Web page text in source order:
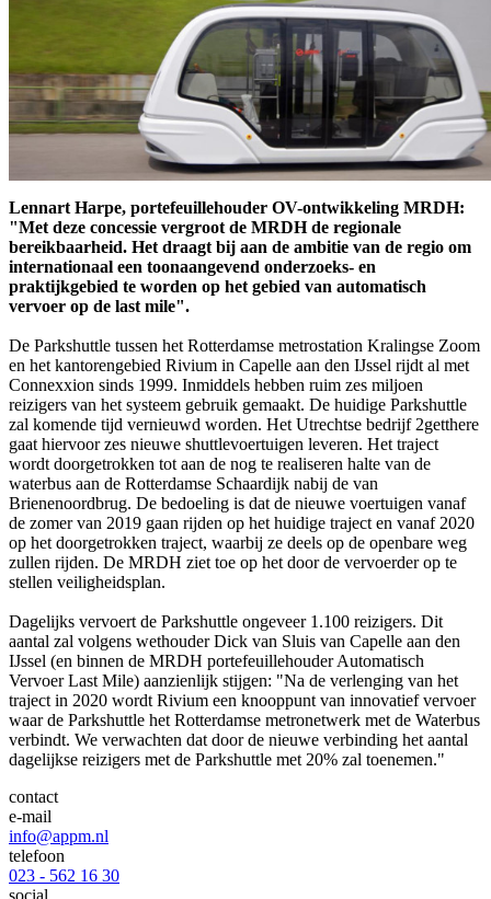
Lennart Harpe, portefeuillehouder OV-ontwikkeling MRDH:
"Met deze concessie vergroot de MRDH de regionale
bereikbaarheid. Het draagt bij aan de ambitie van de regio om
internationaal een toonaangevend onderzoeks- en
praktijkgebied te worden op het gebied van automatisch
vervoer op de last mile".
De Parkshuttle tussen het Rotterdamse metrostation Kralingse Zoom
en het kantorengebied Rivium in Capelle aan den IJssel rijdt al met
Connexxion sinds 1999. Inmiddels hebben ruim zes miljoen
reizigers van het systeem gebruik gemaakt. De huidige Parkshuttle
zal komende tijd vernieuwd worden. Het Utrechtse bedrijf 2getthere
gaat hiervoor zes nieuwe shuttlevoertuigen leveren. Het traject
wordt doorgetrokken tot aan de nog te realiseren halte van de
waterbus aan de Rotterdamse Schaardijk nabij de van
Brienenoordbrug. De bedoeling is dat de nieuwe voertuigen vanaf
de zomer van 2019 gaan rijden op het huidige traject en vanaf 2020
op het doorgetrokken traject, waarbij ze deels op de openbare weg
zullen rijden. De MRDH ziet toe op het door de vervoerder op te
stellen veiligheidsplan.
Dagelijks vervoert de Parkshuttle ongeveer 1.100 reizigers. Dit
aantal zal volgens wethouder Dick van Sluis van Capelle aan den
IJssel (en binnen de MRDH portefeuillehouder Automatisch
Vervoer Last Mile) aanzienlijk stijgen: "Na de verlenging van het
traject in 2020 wordt Rivium een knooppunt van innovatief vervoer
waar de Parkshuttle het Rotterdamse metronetwerk met de Waterbus
verbindt. We verwachten dat door de nieuwe verbinding het aantal
dagelijkse reizigers met de Parkshuttle met 20% zal toenemen."
contact
e-mail
info@appm.nl
telefoon
023 - 562 16 30